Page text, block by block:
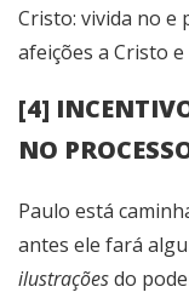
Cristo: vivida no e
afeições a Cristo
[4]
NO
Paulo está
antes ele fará
ilustraçõesdo